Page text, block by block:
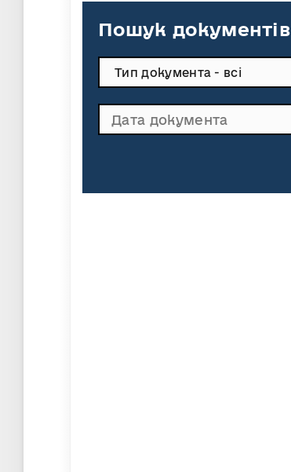
Пошук документів